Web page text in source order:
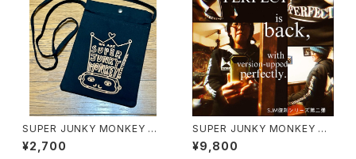
SUPER JUNKY MONKEY サ
コッシュ
¥2,700
SUPER JUNKY MONKEY PE
RFECT-Hoodie 復刻版(repri
nt) Zip-up version
¥9,800